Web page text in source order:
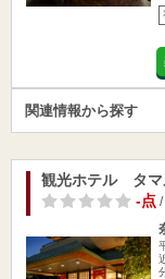
関連情報から探す
観光ホテル タマ
-点/